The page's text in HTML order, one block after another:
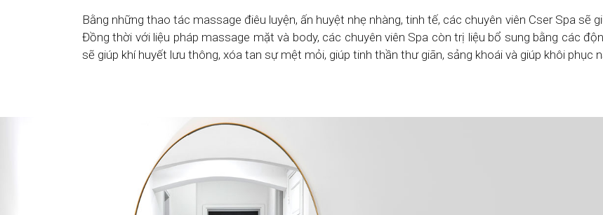
Bằng những thao tác massage điêu luyện, ấn huyệt nhẹ nhàng, tinh tế, các chuyên viên Cser Spa sẽ
Đồng thời với liệu pháp massage mặt và body, các chuyên viên Spa còn trị liệu bổ sung bằng các
sẽ giúp khí huyết lưu thông, xóa tan sự mệt mỏi, giúp tinh thần thư giãn, sảng khoái và giúp khôi phục